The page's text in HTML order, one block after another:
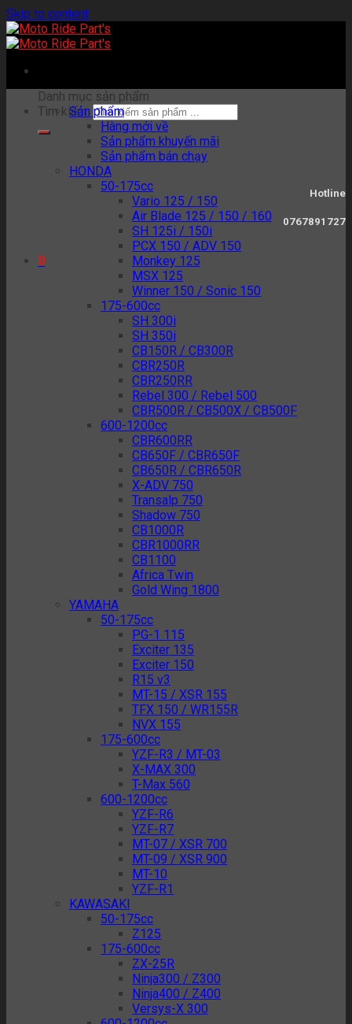
Skip to content
Tìm kiếm:
Hotline
0767891727
0
Danh mục sản phẩm
Sản phẩm
Hàng mới về
Sản phẩm khuyến mãi
Sản phẩm bán chạy
HONDA
50-175cc
Vario 125 / 150
Air Blade 125 / 150 / 160
SH 125i / 150i
PCX 150 / ADV 150
Monkey 125
MSX 125
Winner 150 / Sonic 150
175-600cc
SH 300i
SH 350i
CB150R / CB300R
CBR250R
CBR250RR
Rebel 300 / Rebel 500
CBR500R / CB500X / CB500F
600-1200cc
CBR600RR
CB650F / CBR650F
CB650R / CBR650R
X-ADV 750
Transalp 750
Shadow 750
CB1000R
CBR1000RR
CB1100
Africa Twin
Gold Wing 1800
YAMAHA
50-175cc
PG-1 115
Exciter 135
Exciter 150
R15 v3
MT-15 / XSR 155
TFX 150 / WR155R
NVX 155
175-600cc
YZF-R3 / MT-03
X-MAX 300
T-Max 560
600-1200cc
YZF-R6
YZF-R7
MT-07 / XSR 700
MT-09 / XSR 900
MT-10
YZF-R1
KAWASAKI
50-175cc
Z125
175-600cc
ZX-25R
Ninja300 / Z300
Ninja400 / Z400
Versys-X 300